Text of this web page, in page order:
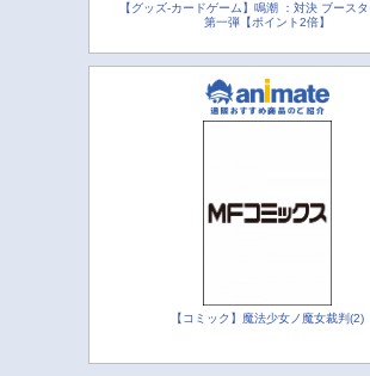
【グッズ-カードゲーム】鳴潮 ：対決 ブース
第一弾【ポイント2倍】
【コミック】魔法少女ノ魔女裁判(2)